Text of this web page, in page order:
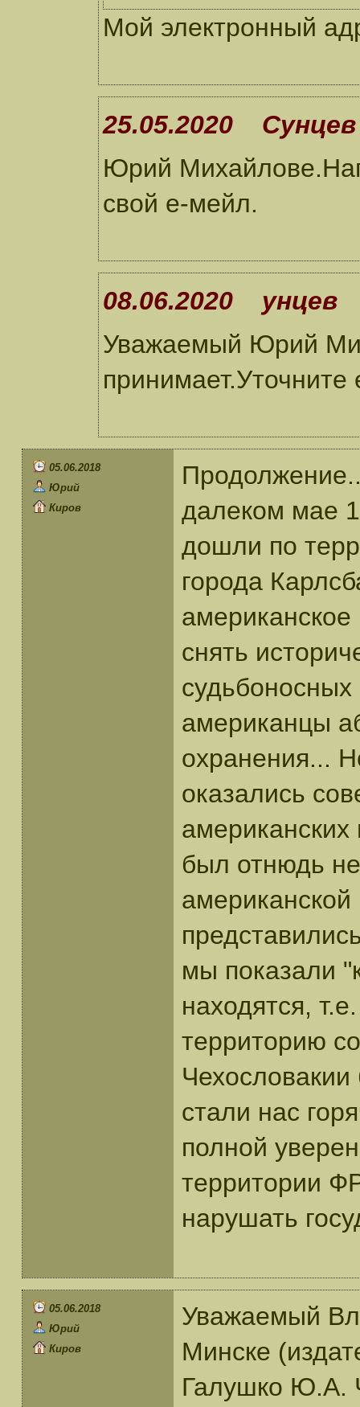
Мой электронный
25.05.2020 Сунцев
Юрий
свой е-мейл.
08.06.2020 унцев
Уважаемый Юрий
принимает.Уточните
05.06.2018
Юрий
Киров
далеком мае
дошли по
города
снять
американцы
охранения...
оказались
был отнюдь
мы показали
находятся,
территорию
стали нас
полной
территории
нарушать
05.06.2018
Юрий
Киров
Уважаемый
Минске
Галушко Ю.А.